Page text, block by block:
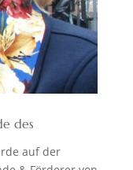
des
auf der